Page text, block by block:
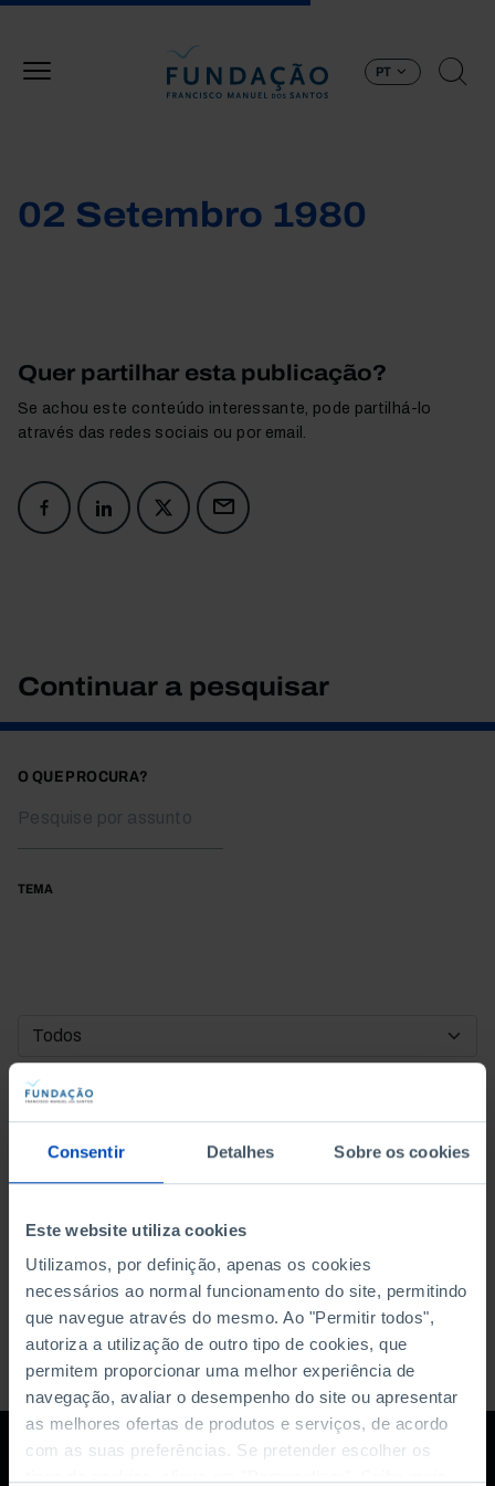
Consentir Detalhes Sobre os cookies
Este website utiliza cookies
Utilizamos, por definição, apenas os cookies
necessários ao normal funcionamento do site, permitindo
que navegue através do mesmo. Ao "Permitir todos",
autoriza a utilização de outro tipo de cookies, que
permitem proporcionar uma melhor experiência de
navegação, avaliar o desempenho do site ou apresentar
as melhores ofertas de produtos e serviços, de acordo
com as suas preferências. Se pretender escolher os
PT
02 Setembro 1980
Quer partilhar esta publicação?
Se achou este conteúdo interessante, pode partilhá-lo
através das redes sociais ou por email.
Continuar a pesquisar
O QUE PROCURA?
TEMA
DATA DE INÍCIO
DATA DE FIM